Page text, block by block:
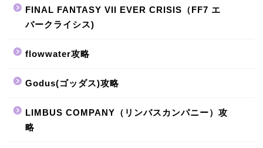
FINAL FANTASY VII EVER CRISIS（FF7 エ
バークライシス)
flowwater攻略
Godus(ゴッダス)攻略
LIMBUS COMPANY（リンバスカンパニー）攻
略